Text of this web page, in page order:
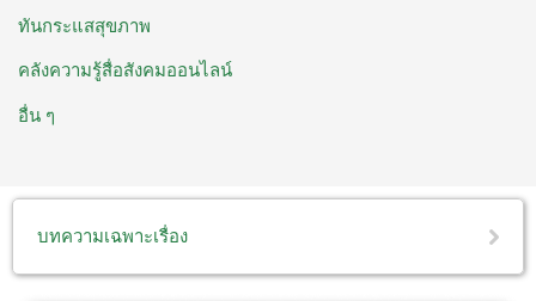
ทันกระแสสุขภาพ
คลังความรู้สื่อสังคมออนไลน์
อื่น ๆ
บทความเฉพาะเรื่อง